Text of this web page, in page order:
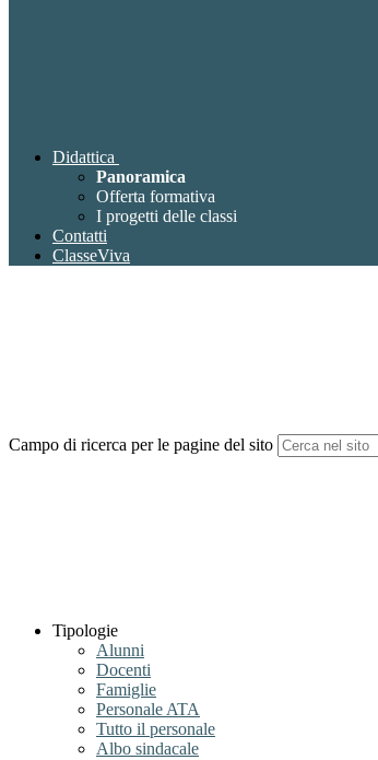
Didattica
Panoramica
Offerta formativa
I progetti delle classi
Contatti
ClasseViva
Campo di ricerca per le pagine del sito
Tipologie
Alunni
Docenti
Famiglie
Personale ATA
Tutto il personale
Albo sindacale